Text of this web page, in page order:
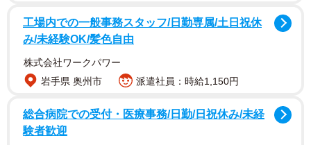
・小池都知事も単独支援では勝てない
・“ポスト岸田”の動きが始動
・政局が一大事なのは政治家だけ
▽“政治とカネ”の問題をはじめとする自民党への逆風は大き
工場内での一般事務スタッフ/日勤専属/土日祝休
み/未経験OK/髪色自由
株式会社ワークパワー
岩手県 奥州市
派遣社員：時給1,150円
総合病院での受付・医療事務/日勤/日祝休み/未経
験者歓迎